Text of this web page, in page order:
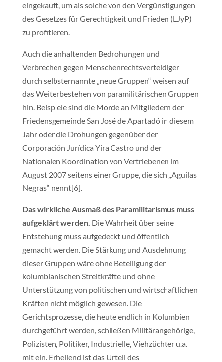
eingekauft, um als solche von den Vergünstigungen
des Gesetzes für Gerechtigkeit und Frieden (LJyP)
zu profitieren.
Auch die anhaltenden Bedrohungen und
Verbrechen gegen Menschenrechtsverteidiger
durch selbsternannte „neue Gruppen“ weisen auf
das Weiterbestehen von paramilitärischen Gruppen
hin. Beispiele sind die Morde an Mitgliedern der
Friedensgemeinde San José de Apartadó in diesem
Jahr oder die Drohungen gegenüber der
Corporación Jurídica Yira Castro und der
Nationalen Koordination von Vertriebenen im
August 2007 seitens einer Gruppe, die sich „Aguilas
Negras“ nennt[6].
Das wirkliche Ausmaß des Paramilitarismus muss
aufgeklärt werden. Die Wahrheit über seine
Entstehung muss aufgedeckt und öffentlich
gemacht werden. Die Stärkung und Ausdehnung
dieser Gruppen wäre ohne Beteiligung der
kolumbianischen Streitkräfte und ohne
Unterstützung von politischen und wirtschaftlichen
Kräften nicht möglich gewesen. Die
Gerichtsprozesse, die heute endlich in Kolumbien
durchgeführt werden, schließen Militärangehörige,
Polizisten, Politiker, Industrielle, Viehzüchter u.a.
mit ein. Erhellend ist das Urteil des